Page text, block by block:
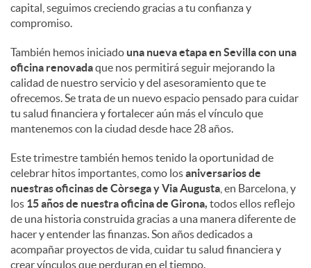
capital, seguimos creciendo gracias a tu confianza y
compromiso.
También hemos iniciado una nueva etapa en Sevilla con una
oficina renovadaque nos permitirá seguir mejorando la
calidad de nuestro servicio y del asesoramiento que te
ofrecemos. Se trata de un nuevo espacio pensado para cuidar
tu salud financiera y fortalecer aún más el vínculo que
mantenemos con la ciudad desde hace 28 años.
Este trimestre también hemos tenido la oportunidad de
celebrar hitos importantes, como losaniversarios de
nuestras oficinas de Còrsega y Via Augusta , en Barcelona, y
los 15 años de nuestra oficina de Girona, todos ellos reflejo
de una historia construida gracias a una manera diferente de
hacer y entender las finanzas. Son años dedicados a
acompañar proyectos de vida, cuidar tu salud financiera y
crear vínculos que perduran en el tiempo.